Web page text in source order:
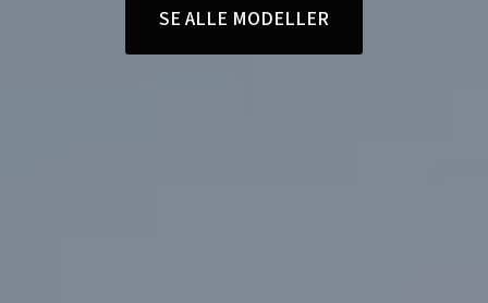
SE ALLE MODELLER